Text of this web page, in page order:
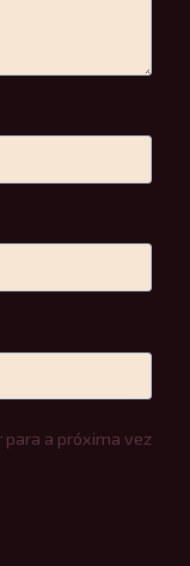
a próxima vez